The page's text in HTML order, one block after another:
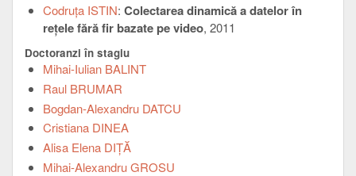
Codruța ISTIN: Colectarea dinamică a datelor în
reţele fără fir bazate pe video, 2011
Doctoranzi în stagiu
Mihai-Iulian BALINT
Raul BRUMAR
Bogdan-Alexandru DATCU
Cristiana DINEA
Alisa Elena DIȚĂ
Mihai-Alexandru GROSU